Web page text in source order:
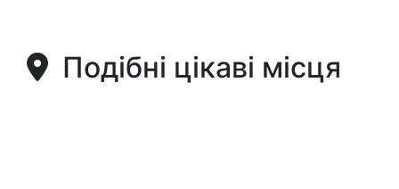
Подібні цікаві місця